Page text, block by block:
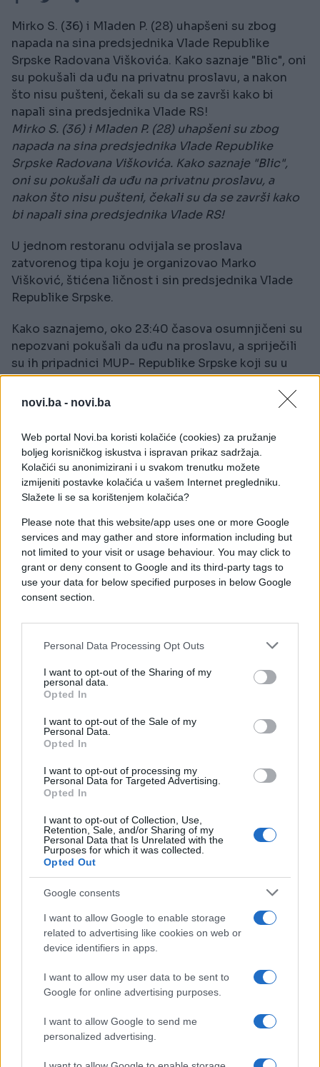
novi.ba - novi.ba
Web portal Novi.ba koristi kolačiće (cookies) za pružanje
boljeg korisničkog iskustva i ispravan prikaz sadržaja.
Kolačići su anonimizirani i u svakom trenutku možete
izmijeniti postavke kolačića u vašem Internet pregledniku.
Slažete li se sa korištenjem kolačića?
Please note that this website/app uses one or more Google
services and may gather and store information including but
not limited to your visit or usage behaviour. You may click to
grant or deny consent to Google and its third-party tags to
use your data for below specified purposes in below Google
consent section.
Personal Data Processing Opt Outs
I want to opt-out of the Sharing of my
personal data.
Opted In
I want to opt-out of the Sale of my
Personal Data.
Opted In
I want to opt-out of processing my
Personal Data for Targeted Advertising.
Opted In
I want to opt-out of Collection, Use,
Retention, Sale, and/or Sharing of my
Personal Data that Is Unrelated with the
Purposes for which it was collected.
Opted Out
Google consents
I want to allow Google to enable storage
related to advertising like cookies on web or
device identifiers in apps.
I want to allow my user data to be sent to
Google for online advertising purposes.
I want to allow Google to send me
personalized advertising.
Mirko S. (36) i Mladen P. (28) uhapšeni su zbog
napada na sina predsjednika Vlade Republike
Srpske Radovana Viškovića. Kako saznaje "Blic", oni
su pokušali da uđu na privatnu proslavu, a nakon
što nisu pušteni, čekali su da se završi kako bi
napali sina predsjednika Vlade RS!
Mirko S. (36) i Mladen P. (28) uhapšeni su zbog
napada na sina predsjednika Vlade Republike
Srpske Radovana Viškovića. Kako saznaje "Blic",
oni su pokušali da uđu na privatnu proslavu, a
nakon što nisu pušteni, čekali su da se završi kako
bi napali sina predsjednika Vlade RS!
U jednom restoranu odvijala se proslava
zatvorenog tipa koju je organizovao Marko
Višković, štićena ličnost i sin predsjednika Vlade
Republike Srpske.
Kako saznajemo, oko 23:40 časova osumnjičeni su
nepozvani pokušali da uđu na proslavu, a spriječili
su ih pripadnici MUP- Republike Srpske koji su u
pratnji štićene ličnosti.
Oko 01:30 časova, kada se završila proslava, Marko
trenutku prepriječio se automobil BMW crne boje u
kojem su bili osumnjičeni.
Oni su verbalno prijetili Marku kao i policijskim
velikom brzinom prošli pored Marka i pratnje.
Oni su pobjegli sa lica mjesta, ali su ubrzo
identifikovani i uhapšeni.